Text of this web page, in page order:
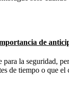
de
para la seguridad,
de tiempo o que